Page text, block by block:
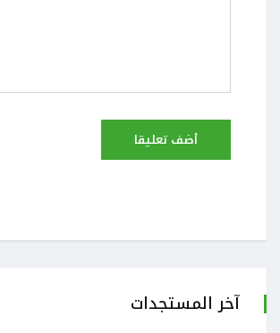
آخر المستجدات